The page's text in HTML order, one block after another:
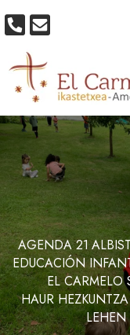
AGENDA 21
EDUCACIÓN
EL CARMELO
HAUR HEZKUNTZA
LEHEN